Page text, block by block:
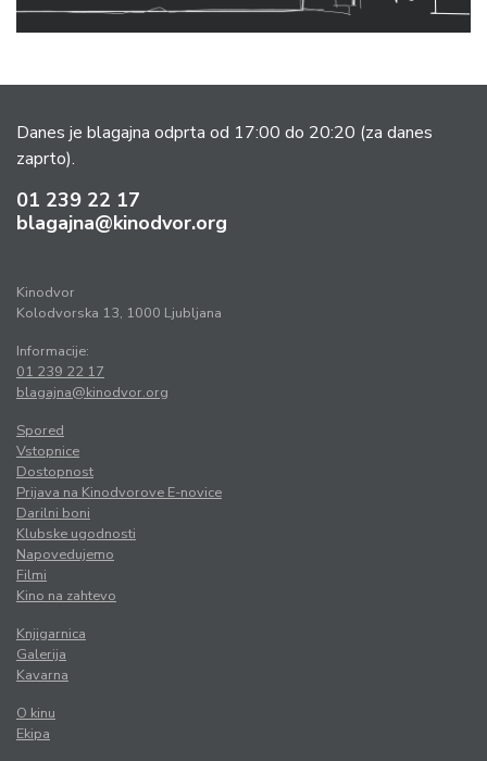
Danes je blagajna odprta od 17:00 do 20:20 (za danes
zaprto).
01 239 22 17
blagajna@kinodvor.org
Kinodvor
Kolodvorska 13, 1000 Ljubljana
Informacije:
01 239 22 17
blagajna@kinodvor.org
Spored
Vstopnice
Dostopnost
Prijava na Kinodvorove E-novice
Darilni boni
Klubske ugodnosti
Napovedujemo
Filmi
Kino na zahtevo
Knjigarnica
Galerija
Kavarna
O kinu
Ekipa